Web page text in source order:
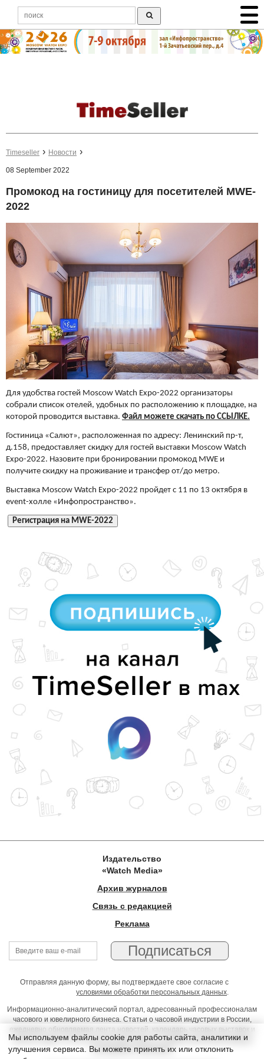
Timeseller Новости
08 September 2022
Промокод на гостиницу для посетителей MWE-
2022
Для удобства гостей Moscow Watch Expo-2022 организаторы
собрали список отелей, удобных по расположению к площадке, на
которой проводится выставка. Файл можете скачать по ССЫЛКЕ.
Гостиница «Салют», расположенная по адресу: Ленинский пр-т,
д.158, предоставляет скидку для гостей выставки Moscow Watch
Expo-2022. Назовите при бронировании промокод MWE и
получите скидку на проживание и трансфер от/до метро.
Выставка Moscow Watch Expo-2022 пройдет с 11 по 13 октября в
event-холле «Инфопространство».
Издательство
«Watch Media»
Архив журналов
Связь с редакцией
Реклама
Отправляя данную форму, вы подтверждаете свое согласие с
условиями обработки персональных данных.
Информационно-аналитический портал, адресованный профессионалам
часового и ювелирного бизнеса. Статьи о часовой индустрии в России,
ежедневно обновляемая лента новостей, календарь часовых выставок и
презентаций, on-line консультации юриста, профессиональный форум
часовщиков и ювелиров
Мы используем файлы cookie для работы сайта, аналитики и
улучшения сервиса. Вы можете принять их или отклонить